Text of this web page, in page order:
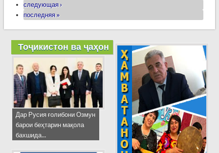
следующая ›
последняя »
Тоҷикистон ва ҷаҳон
Дар Русия ғолибони Озмун
барои беҳтарин мақола
бахшида...